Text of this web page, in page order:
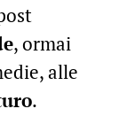
, ormai
alle
.